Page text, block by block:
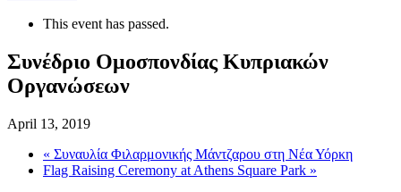
This event has passed.
Συνέδριο Ομοσπονδίας Κυπριακών
Οργανώσεων
April 13, 2019
« Συναυλία Φιλαρμονικής Μάντζαρου στη Νέα Υόρκη
Flag Raising Ceremony at Athens Square Park »